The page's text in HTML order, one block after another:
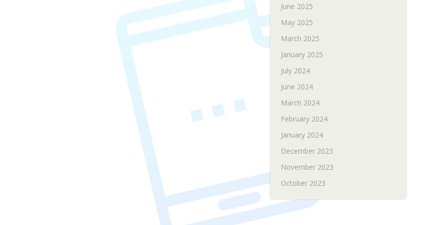
June 2025
May 2025
March 2025
January 2025
July 2024
June 2024
March 2024
February 2024
January 2024
December 2023
November 2023
October 2023